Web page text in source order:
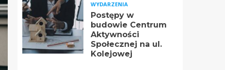
WYDARZENIA
Postępy w
budowie Centrum
Aktywności
Społecznej na ul.
Kolejowej